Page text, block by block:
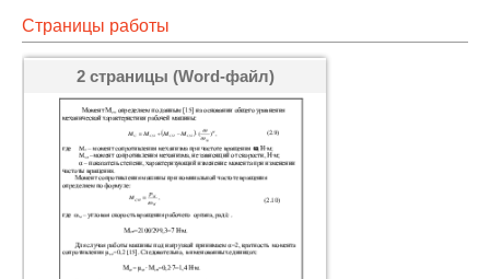
Страницы работы
2 страницы (Word-файл)